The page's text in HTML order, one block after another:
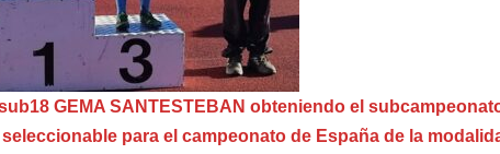
GEMA SANTESTEBAN obteniendo el
para el campeonato de España de la